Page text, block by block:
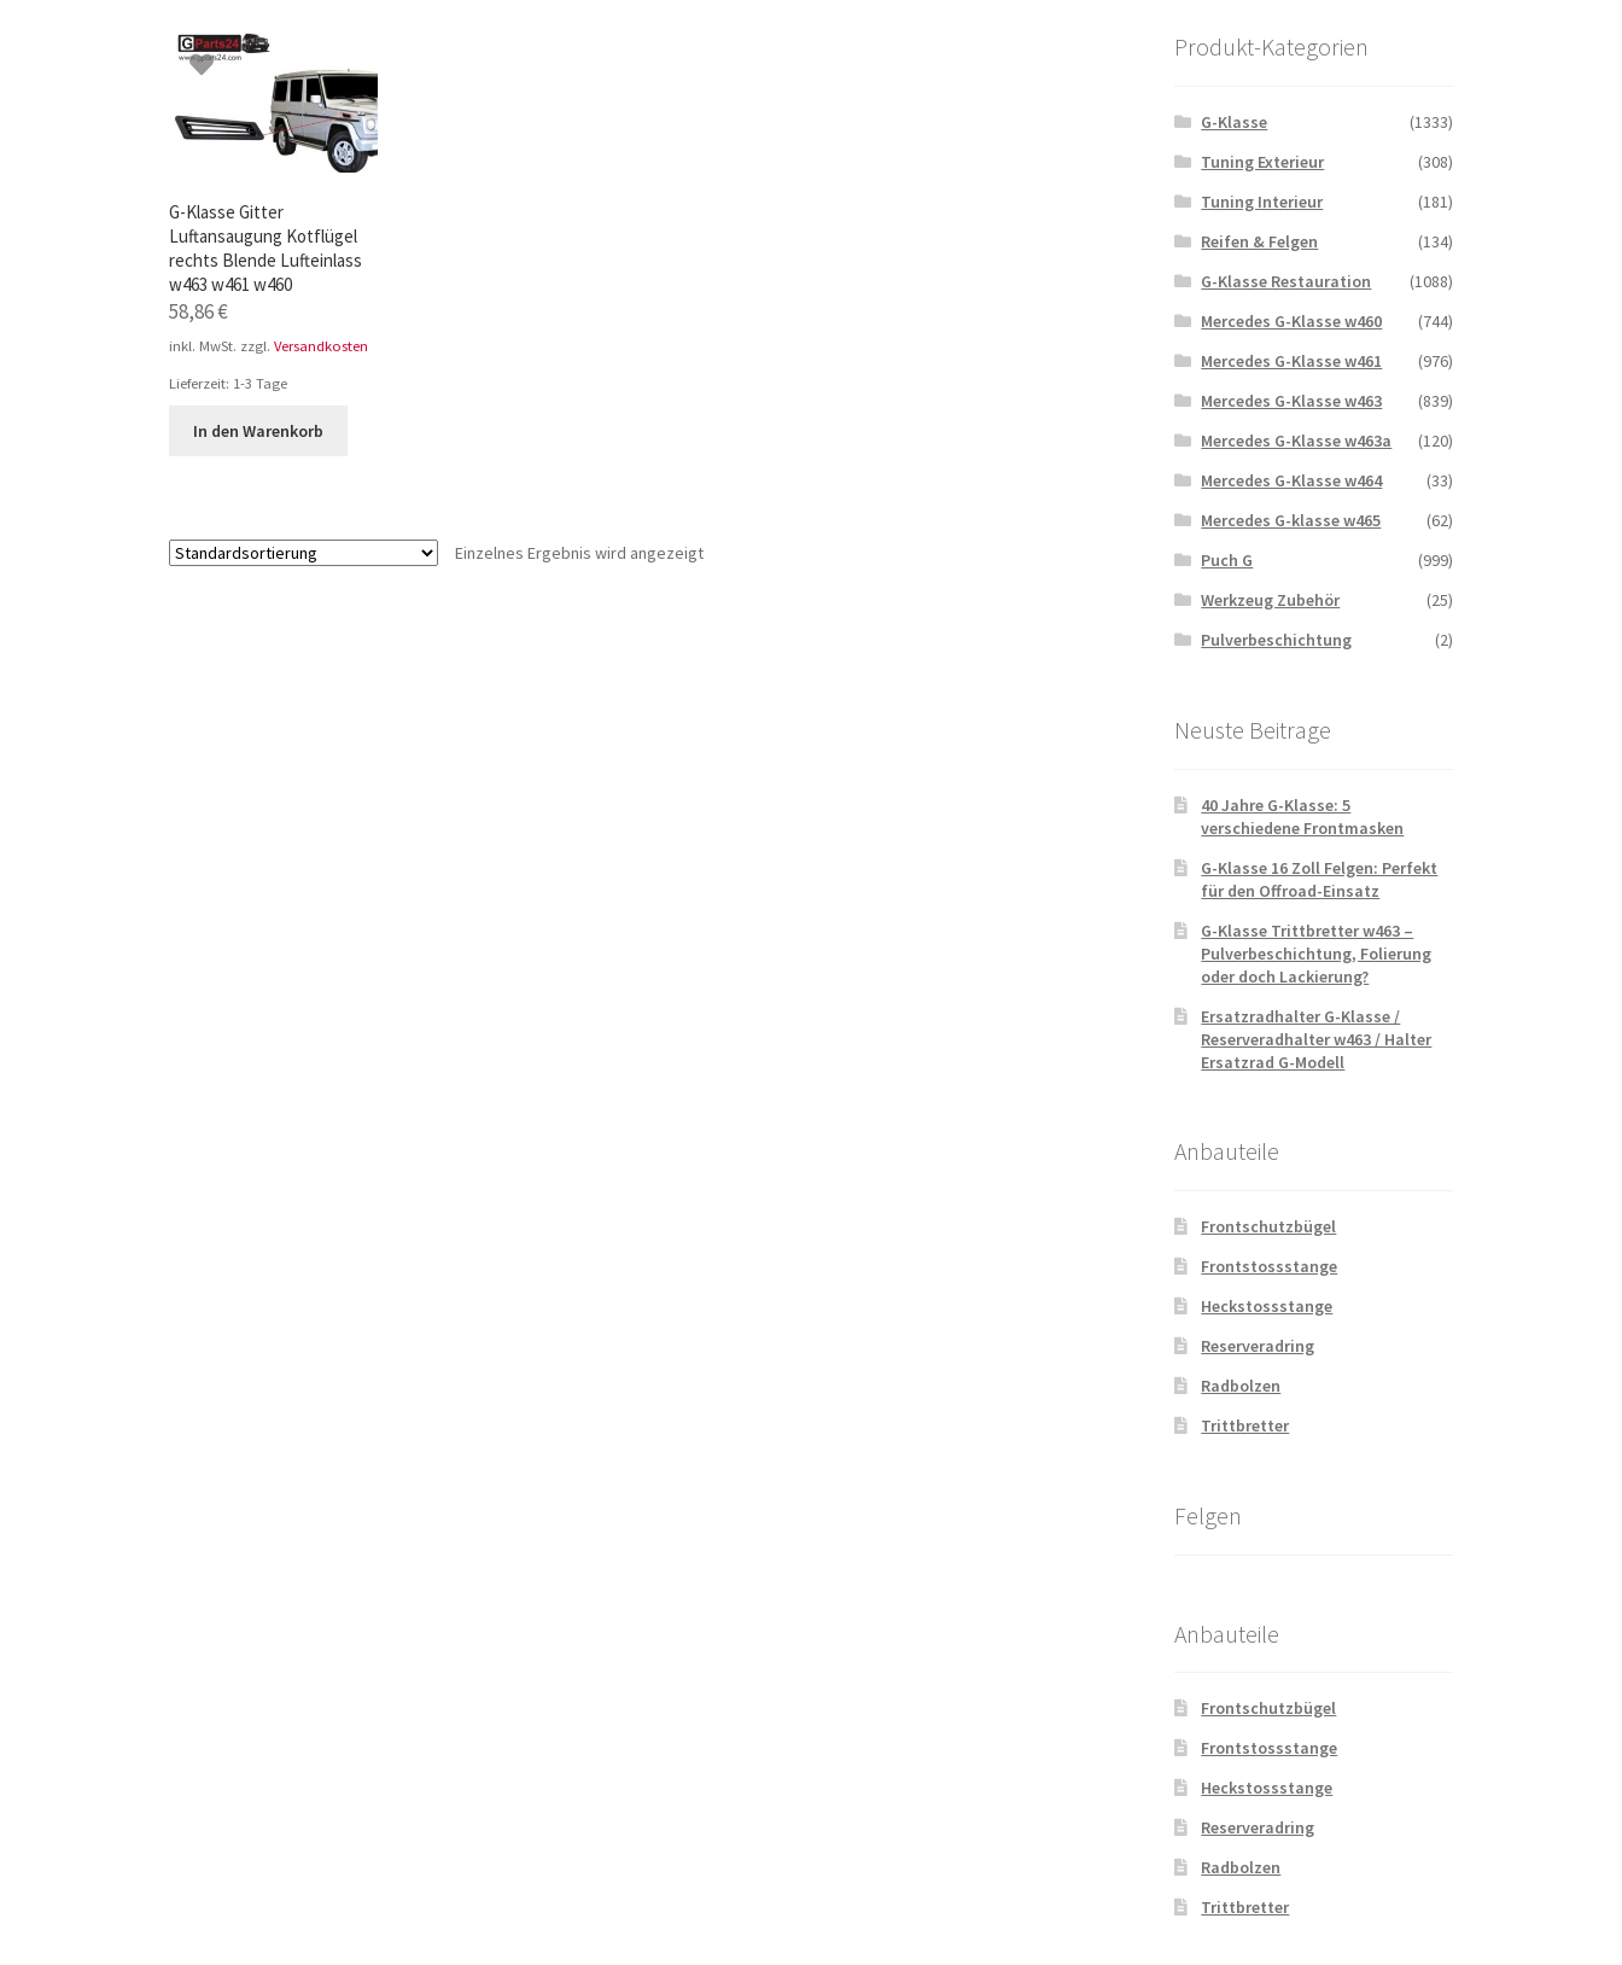
TOP-Seller: G-Klasse Trittbretter schwarz für den w463
Impressum
G-Klasse Gitter
Luftansaugung Kotflügel
rechts Blende Lufteinlass
w463 w461 w460
58,86€
inkl. MwSt. zzgl.Versandkosten
Lieferzeit: 1-3 Tage
In den Warenkorb
Einzelnes Ergebnis wird angezeigt
Produkt-Kategorien
G-Klasse
(1333)
Tuning Exterieur
(308)
Tuning Interieur
(181)
Reifen & Felgen
(134)
G-Klasse Restauration
(1088)
Mercedes G-Klasse w460
(744)
Mercedes G-Klasse w461
(976)
Mercedes G-Klasse w463
(839)
Mercedes G-Klasse w463a
(120)
Mercedes G-Klasse w464
(33)
Mercedes G-klasse w465
(62)
Puch G
(999)
Werkzeug Zubehör
(25)
Pulverbeschichtung
(2)
Neuste Beitrage
40 Jahre G-Klasse: 5
verschiedene Frontmasken
G-Klasse 16 Zoll Felgen: Perfekt
für den Offroad-Einsatz
G-Klasse Trittbretter w463 –
Pulverbeschichtung, Folierung
oder doch Lackierung?
Ersatzradhalter G-Klasse /
Reserveradhalter w463 / Halter
Ersatzrad G-Modell
Anbauteile
Frontschutzbügel
Frontstossstange
Heckstossstange
Reserveradring
Radbolzen
Trittbretter
Felgen
Anbauteile
Frontschutzbügel
Frontstossstange
Heckstossstange
Reserveradring
Radbolzen
Trittbretter